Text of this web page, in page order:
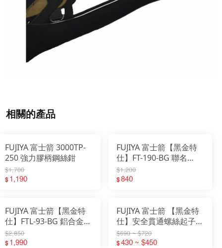
相關的產品
FUJIYA 富士箭 3000TP-
250 強力膠柄鋼絲鉗
$1,700
$1,190
FUJIYA 富士箭【黑金特
仕】FT-190-BG 聯名
TOYO金屬收納盒
$1,200
$840
FUJIYA 富士箭【黑金特
仕】FTL-93-BG 鋁合金水
平尺(開關箱專用)
$2,850
$1,990
FUJIYA 富士箭 【黑金特
仕】安全貫通螺絲起子
524/526/564/566SK-BG
$690 ~ $720
$430 ~ $450